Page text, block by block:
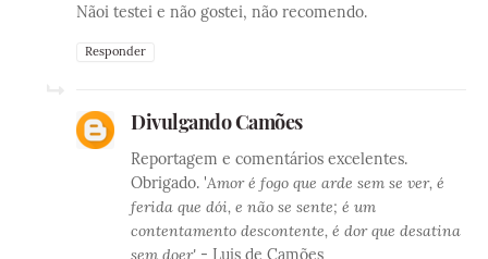
Nãoi testei e não gostei, não recomendo.
Responder
Divulgando Camões
Reportagem e comentários excelentes.
Obrigado. 'Amor é fogo que arde sem se ver, é
ferida que dói, e não se sente; é um
contentamento descontente, é dor que desatina
sem doer' - Luis de Camões